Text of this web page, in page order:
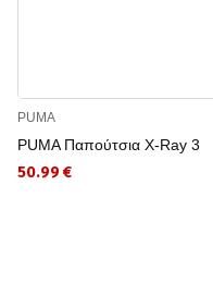
PUMA
PUMA Παπούτσια X-Ray 3
50.99 €